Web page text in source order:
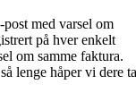
post med varsel om
på hver enkelt
om samme faktura.
lenge håper vi dere